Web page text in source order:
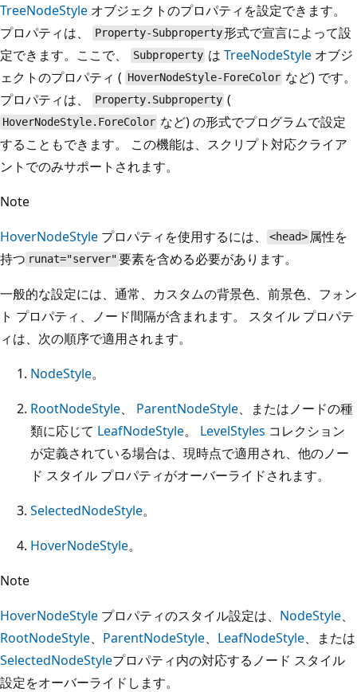
TreeNodeStyle オブジェクトのプロパティを設定できます。
プロパティは、
Property-Subproperty形式で宣言によって設
定できます。ここで、
Subproperty はTreeNodeStyle オブジ
ェクトのプロパティ ( HoverNodeStyle-ForeColor など) です。
プロパティは、
Property.Subproperty (
HoverNodeStyle.ForeColor など) の形式でプログラムで設定
することもできます。 この機能は、スクリプト対応クライア
ントでのみサポートされます。
Note
HoverNodeStyle プロパティを使用するには、 <head> 属性を
持つ runat="server" 要素を含める必要があります。
一般的な設定には、通常、カスタムの背景色、前景色、フォン
ト プロパティ、ノード間隔が含まれます。 スタイル プロパテ
ィは、次の順序で適用されます。
NodeStyle。
RootNodeStyle、 ParentNodeStyle、またはノードの種
類に応じて LeafNodeStyle。 LevelStyles コレクション
が定義されている場合は、現時点で適用され、他のノー
ド スタイル プロパティがオーバーライドされます。
SelectedNodeStyle。
HoverNodeStyle。
Note
HoverNodeStyle プロパティのスタイル設定は、 NodeStyle、
RootNodeStyle、 ParentNodeStyle、 LeafNodeStyle、または
SelectedNodeStyleプロパティ内の対応するノード スタイル
設定をオーバーライドします。